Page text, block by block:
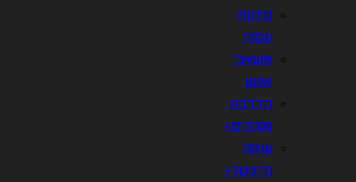
פיתוח
עסקי
משאבי
אנוש
הדרכת
מנהלים+
שיווק
ודיגיטל+